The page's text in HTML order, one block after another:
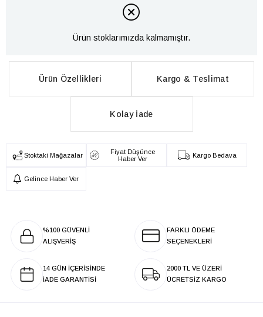
Ürün stoklarımızda kalmamıştır.
Ürün Özellikleri Kargo & Teslimat
Kolay İade
Stoktaki Mağazalar
Fiyat Düşünce
Haber Ver
Kargo Bedava
Gelince Haber Ver
%100 GÜVENLİ
ALIŞVERİŞ
FARKLI ÖDEME
SEÇENEKLERİ
14 GÜN İÇERİSİNDE
İADE GARANTİSİ
2000 TL VE ÜZERİ
ÜCRETSİZ KARGO